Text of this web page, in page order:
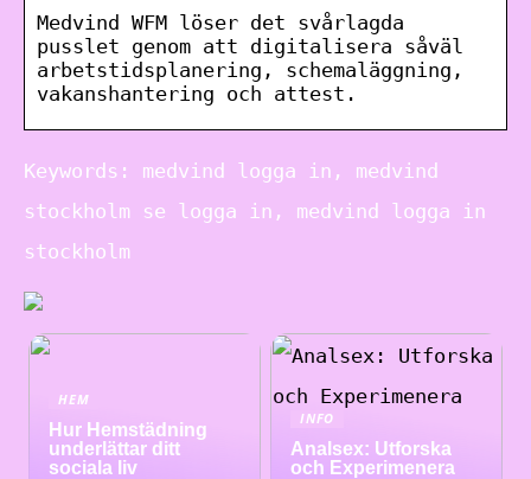
Medvind WFM löser det svårlagda
pusslet genom att digitalisera såväl
arbetstidsplanering, schemaläggning,
vakanshantering och attest.
Keywords: medvind logga in, medvind
stockholm se logga in, medvind logga in
stockholm
HEM
Hur Hemstädning
underlättar ditt
sociala liv
INFO
Analsex: Utforska
och Experimenera